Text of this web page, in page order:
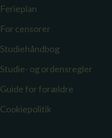
Ferieplan
For censorer
Studiehåndbog
Studie- og ordensregler
Guide for forældre
Cookiepolitik